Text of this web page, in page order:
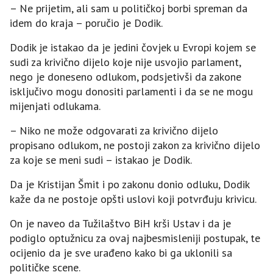
– Ne prijetim, ali sam u političkoj borbi spreman da
idem do kraja – poručio je Dodik.
Dodik je istakao da je jedini čovjek u Evropi kojem se
sudi za krivično dijelo koje nije usvojio parlament,
nego je doneseno odlukom, podsjetivši da zakone
isključivo mogu donositi parlamenti i da se ne mogu
mijenjati odlukama.
– Niko ne može odgovarati za krivično dijelo
propisano odlukom, ne postoji zakon za krivično dijelo
za koje se meni sudi – istakao je Dodik.
Da je Kristijan Šmit i po zakonu donio odluku, Dodik
kaže da ne postoje opšti uslovi koji potvrđuju krivicu.
On je naveo da Tužilaštvo BiH krši Ustav i da je
podiglo optužnicu za ovaj najbesmisleniji postupak, te
ocijenio da je sve urađeno kako bi ga uklonili sa
političke scene.